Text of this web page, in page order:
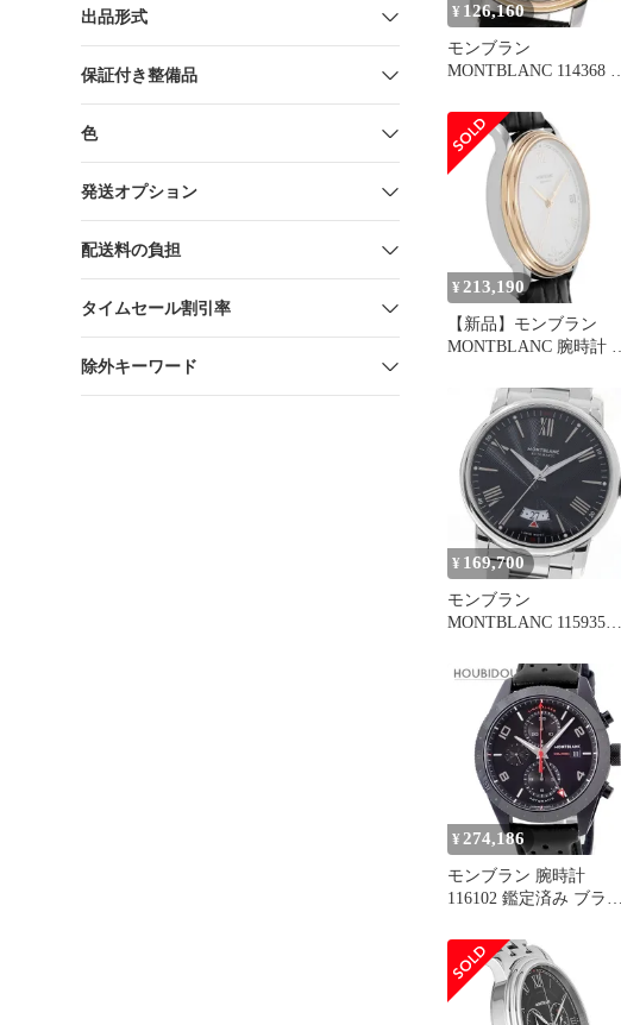
出品形式
保証付き整備品
色
発送オプション
配送料の負担
タイムセール割引率
除外キーワード
¥ 126,160
モンブラン
MONTBLANC 114368 ト
動巻き レディース 良品
_845820
¥ 213,190
【新品】モンブラン
MONTBLANC 腕時計 レ
ィション
¥ 169,700
モンブラン
MONTBLANC 115935
ンズ 美品 箱・保証書付
き_967151
¥ 274,186
モンブラン 腕時計
116102 鑑定済み ブラン